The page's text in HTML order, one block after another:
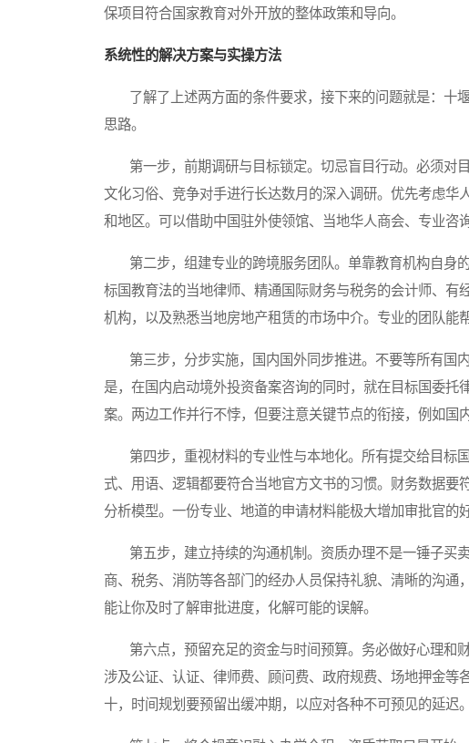
保项目符合国家教育对外开放的整体政策和导向。
系统性的解决方案与实操方法
了解了上述两方面的条件要求，接下来的问题就是：十
思路。
第一步，前期调研与目标锁定。切忌盲目行动。必须对目
文化习俗、竞争对手进行长达数月的深入调研。优先考虑
和地区。可以借助中国驻外使领馆、当地华人商会、专业咨
第二步，组建专业的跨境服务团队。单靠教育机构自身
标国教育法的当地律师、精通国际财务与税务的会计师、
机构，以及熟悉当地房地产租赁的市场中介。专业的团队能
第三步，分步实施，国内国外同步推进。不要等所有国
是，在国内启动境外投资备案咨询的同时，就在目标国委
案。两边工作并行不悖，但要注意关键节点的衔接，例如国
第四步，重视材料的专业性与本地化。所有提交给目标
式、用语、逻辑都要符合当地官方文书的习惯。财务数据
分析模型。一份专业、地道的申请材料能极大增加审批官的
第五步，建立持续的沟通机制。资质办理不是一锤子买
商、税务、消防等各部门的经办人员保持礼貌、清晰的沟
能让你及时了解审批进度，化解可能的误解。
第六点，预留充足的资金与时间预算。务必做好心理和财
涉及公证、认证、律师费、顾问费、政府规费、场地押金等
十，时间规划要预留出缓冲期，以应对各种不可预见的延迟。